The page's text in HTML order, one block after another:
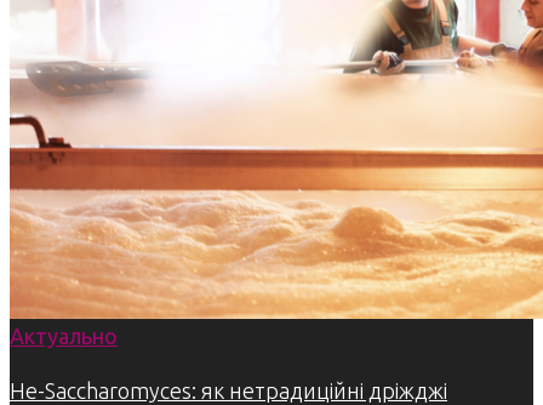
Актуально
Не-Saccharomyces: як нетрадиційні дріжджі